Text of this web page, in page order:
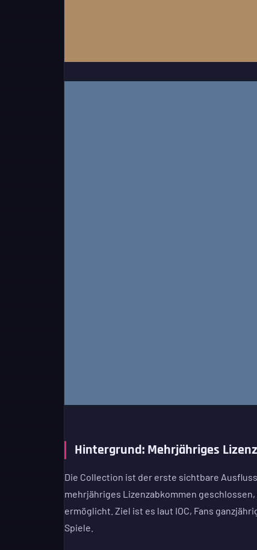
Hintergrund: Mehrjähriges
Die Collection ist der erste sichtbare
mehrjähriges Lizenzabkommen
ermöglicht. Ziel ist es laut IOC, Fans
Spiele.